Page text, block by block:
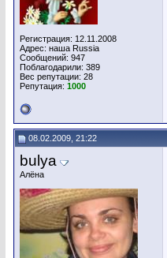
Регистрация: 12.11.2008
Адрес: наша Russia
Сообщений: 947
Поблагодарили: 389
Вес репутации: 28
Репутация: 1000
08.02.2009, 21:22
bulya
Алёна